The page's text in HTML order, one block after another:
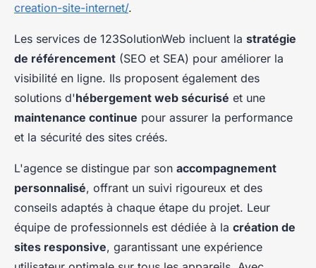
creation-site-internet/.
Les services de 123SolutionWeb incluent la stratégie
de référencement (SEO et SEA) pour améliorer la
visibilité en ligne. Ils proposent également des
solutions d'hébergement web sécurisé et une
maintenance continue pour assurer la performance
et la sécurité des sites créés.
L'agence se distingue par son accompagnement
personnalisé, offrant un suivi rigoureux et des
conseils adaptés à chaque étape du projet. Leur
équipe de professionnels est dédiée à la création de
sites responsive, garantissant une expérience